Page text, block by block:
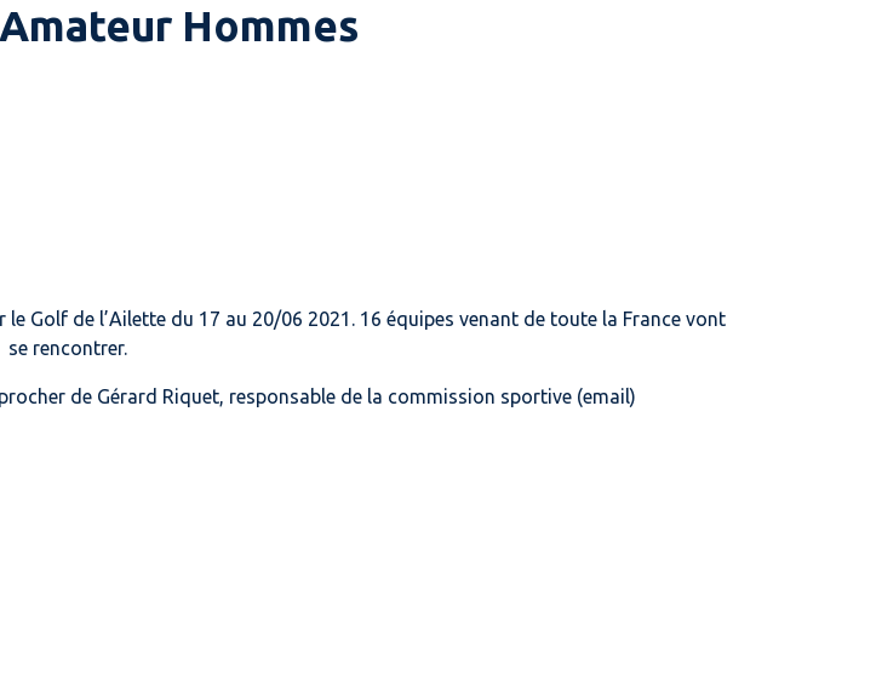
Hommes
Golf de l’Ailette du 17 au 20/06 2021. 16 équipes venant de toute la France vont
se rencontrer.
de Gérard Riquet, responsable de la commission sportive (email)